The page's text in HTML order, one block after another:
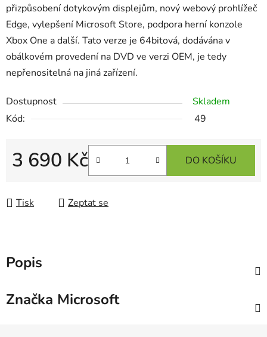
přizpůsobení dotykovým displejům, nový webový prohlížeč
Edge, vylepšení Microsoft Store, podpora herní konzole
Xbox One a další. Tato verze je 64bitová, dodávána v
obálkovém provedení na DVD ve verzi OEM, je tedy
nepřenositelná na jiná zařízení.
Dostupnost
Skladem
Kód:
49
3 690 Kč DO KOŠÍKU
Tisk Zeptat se
Popis
Značka Microsoft